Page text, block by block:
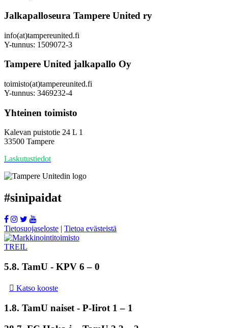
Jalkapalloseura Tampere United ry
info(at)tampereunited.fi
Y-tunnus: 1509072-3
Tampere United jalkapallo Oy
toimisto(at)tampereunited.fi
Y-tunnus: 3469232-4
Yhteinen toimisto
Kalevan puistotie 24 L 1
33500 Tampere
Laskutustiedot
#sinipaidat
Tietosuojaseloste | Tietoa evästeistä
5.8. TamU - KPV 6 – 0
Katso kooste
1.8. TamU naiset- P-Iirot 1 – 1